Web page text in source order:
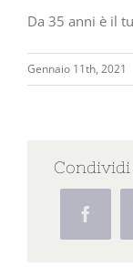
Da 35 anni è il
Gennaio 11th, 2021